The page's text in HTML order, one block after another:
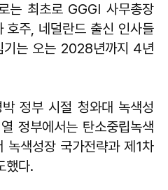
는 최초로 GGGI 사무총장
호주, 네덜란드 출신 인사들
기는 오는 2028년까지 4년
정부 시절 청와대 녹색성
정부에서는 탄소중립녹색
녹색성장 국가전략과 제1차
했다.